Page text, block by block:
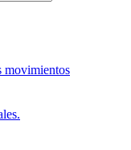
movimientos